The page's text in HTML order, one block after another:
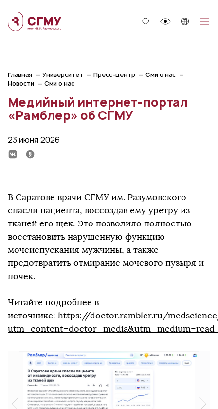
Главная Университет Пресс-центр
Сми о нас
Новости
Сми о нас
Медийный интернет-портал
«Рамблер» об СГМУ
23 июня 2026
В Саратове врачи СГМУ им. Разумовского
спасли пациента, воссоздав ему уретру из
тканей его щек. Это позволило полностью
восстановить нарушенную функцию
мочеиспускания мужчины, а также
предотвратить отмирание мочевого пузыря и
почек.
Читайте подробнее в
источнике: https://doctor.rambler.ru/